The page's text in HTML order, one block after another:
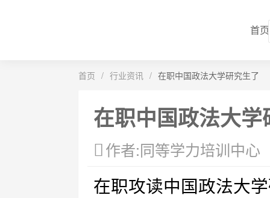
首页
首页 / 行业资讯 / 在职中国政法大学研究生了
在职中国政法大学
作者:同等学力培训中心
在职攻读中国政法大